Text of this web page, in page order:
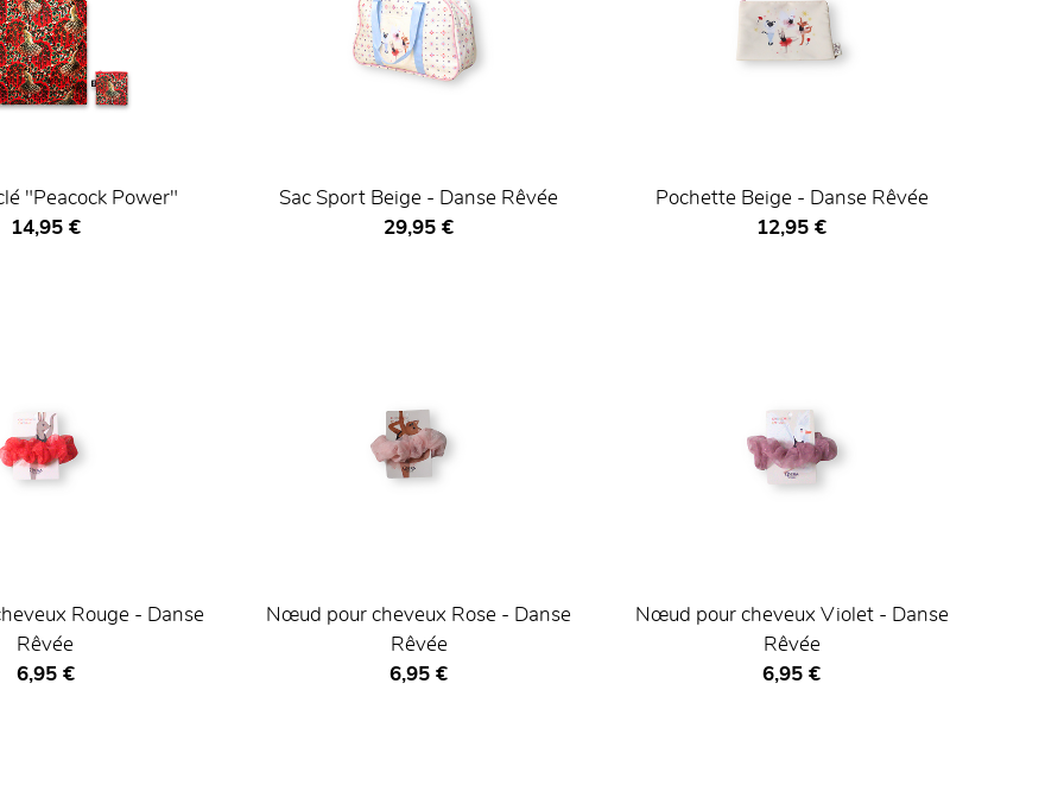
"Peacock Power"
Prix ​​actuel
14,95 €
Sac Sport Beige - Danse Rêvée
Prix ​​actuel
29,95 €
Pochette Beige - Danse Rêvée
Prix ​​actuel
12,95 €
Rouge - Danse
Rêvée
Prix ​​actuel
6,95 €
Nœud pour cheveux Rose - Danse
Rêvée
Prix ​​actuel
6,95 €
Nœud pour cheveux Violet - Danse
Rêvée
Prix ​​actuel
6,95 €